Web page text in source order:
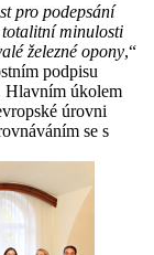
pro podepsání
totalitní minulosti
železné opony,“
podpisu
Hlavním úkolem
úrovni
se s